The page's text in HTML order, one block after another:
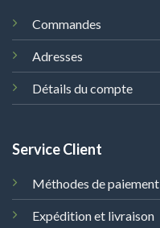
Commandes
Adresses
Détails du compte
Service Client
Méthodes de paiement
Expédition et livraison